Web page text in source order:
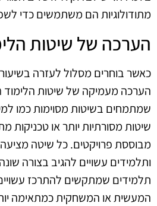
מתודולוגיות הם משתמשים כדי
הערכה של שיטות
כאשר בוחרים מסלול לעזרה
הערכה מעמיקה של שיטות הלימוד
שמתמחים בשיטות מסוימות כמו
שיטות מסורתיות יותר או טכניקות
מבוססת פרויקטים. כל שיטה מציעה
ותלמידים עשויים להגיב בצורה
תלמידים שמתקשים להתרכז
המעשית או המשחקית כמתאימה